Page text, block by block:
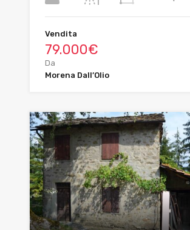
Vendita
79.000€
Da
Morena Dall’Olio